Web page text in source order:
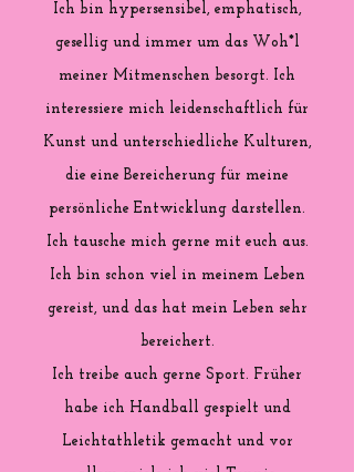
Ich bin hypersensibel, emphatisch,
gesellig und immer um das Woh*l
meiner Mitmenschen besorgt. Ich
interessiere mich leidenschaftlich für
Kunst und unterschiedliche Kulturen,
die eine Bereicherung für meine
persönliche Entwicklung darstellen.
Ich tausche mich gerne mit euch aus.
Ich bin schon viel in meinem Leben
gereist, und das hat mein Leben sehr
bereichert.
Ich treibe auch gerne Sport. Früher
habe ich Handball gespielt und
Leichtathletik gemacht und vor